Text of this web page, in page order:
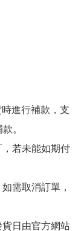
進行補款，支
。
若未能如期付
需取消訂單，
日由官方網站